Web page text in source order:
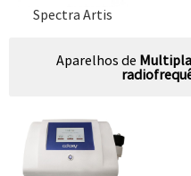
Spectra Artis
Aparelhos de